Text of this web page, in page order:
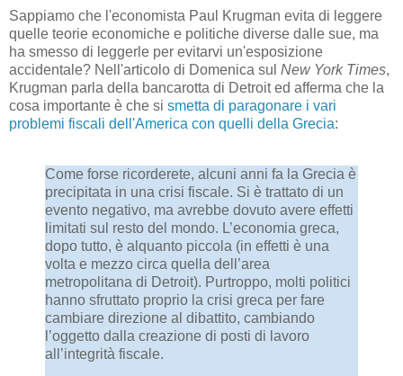
Sappiamo che l'economista Paul Krugman evita di leggere
quelle teorie economiche e politiche diverse dalle sue, ma
ha smesso di leggerle per evitarvi un'esposizione
accidentale? Nell'articolo di Domenica sul New York Times,
Krugman parla della bancarotta di Detroit ed afferma che la
cosa importante è che si smetta di paragonare i vari
problemi fiscali dell'America con quelli della Grecia:
Come forse ricorderete, alcuni anni fa la Grecia è
precipitata in una crisi fiscale. Si è trattato di un
evento negativo, ma avrebbe dovuto avere effetti
limitati sul resto del mondo. L’economia greca,
dopo tutto, è alquanto piccola (in effetti è una
volta e mezzo circa quella dell’area
metropolitana di Detroit). Purtroppo, molti politici
hanno sfruttato proprio la crisi greca per fare
cambiare direzione al dibattito, cambiando
l’oggetto dalla creazione di posti di lavoro
all’integrità fiscale.